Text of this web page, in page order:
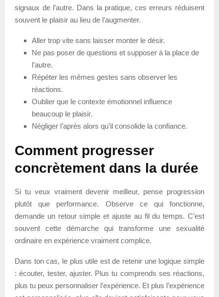
signaux de l’autre. Dans la pratique, ces erreurs réduisent
souvent le plaisir au lieu de l’augmenter.
Aller trop vite sans laisser monter le désir.
Ne pas poser de questions et supposer à la place de
l’autre.
Répéter les mêmes gestes sans observer les
réactions.
Oublier que le contexte émotionnel influence
beaucoup le plaisir.
Négliger l’après alors qu’il consolide la confiance.
Comment progresser
concrètement dans la durée
Si tu veux vraiment devenir meilleur, pense progression
plutôt que performance. Observe ce qui fonctionne,
demande un retour simple et ajuste au fil du temps. C’est
souvent cette démarche qui transforme une sexualité
ordinaire en expérience vraiment complice.
Dans ton cas, le plus utile est de retenir une logique simple
: écouter, tester, ajuster. Plus tu comprends ses réactions,
plus tu peux personnaliser l’expérience. Et plus l’expérience